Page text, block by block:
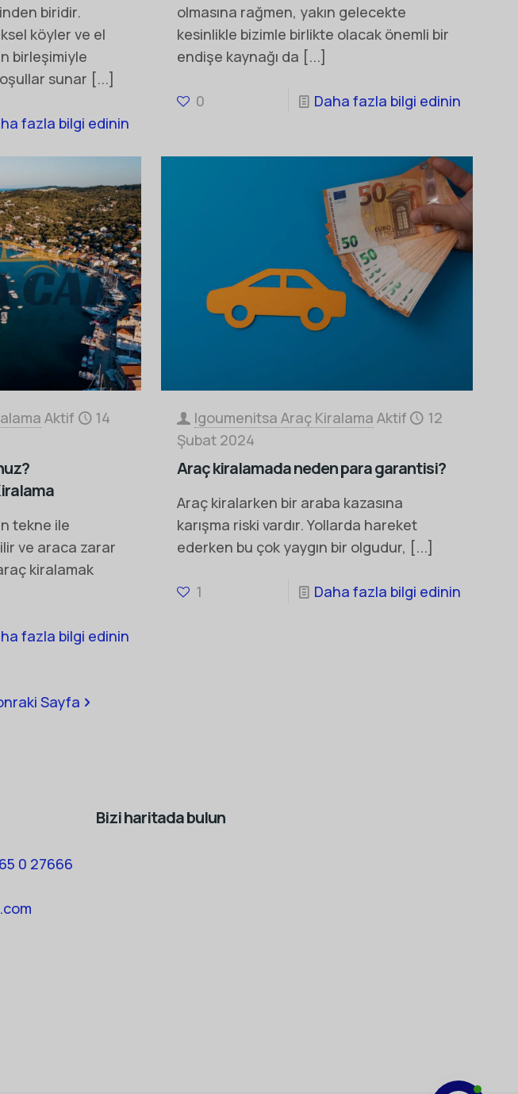
biridir.
köyler ve el
birleşimiyle
sunar [...]
fazla bilgi edinin
olmasına rağmen, yakın gelecekte
kesinlikle bizimle birlikte olacak önemli bir
endişe kaynağı da [...]
0 Daha fazla bilgi edinin
Aktif
14
tekne ile
ve araca zarar
kiralamak
fazla bilgi edinin
Igoumenitsa Araç Kiralama Aktif
12
Şubat 2024
Araç kiralamada neden para garantisi?
Araç kiralarken bir araba kazasına
karışma riski vardır. Yollarda hareket
ederken bu çok yaygın bir olgudur, [...]
1 Daha fazla bilgi edinin
Sayfa
0 27666
Bizi haritada bulun